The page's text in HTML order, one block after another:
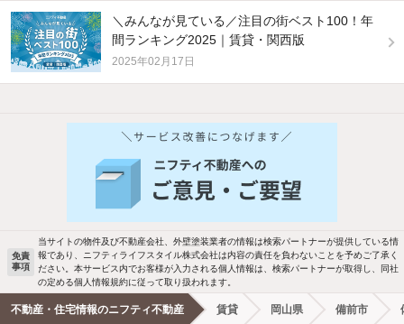
＼みんなが見ている／注目の街ベスト100！年
間ランキング2025｜賃貸・関西版
2025年02月17日
他の人はこんな条件で絞り込んでいます！
バス・トイレ別 2階以上
駐車場あり ペット相談
洗濯機置場あり 独立洗面台
エアコンあり 都市ガス
新着物件メール通知
ご希望の条件の物件が見つかり次第、メ
新着メール通知を受け取る
免責
事項
当サイトの物件及び不動産会社、外壁塗装業者の情報は検索パートナーが提供している情
報であり、ニフティライフスタイル株式会社は内容の責任を負わないことを予めご了承く
ださい。本サービス内でお客様が入力される個人情報は、検索パートナーが取得し、同社
の定める個人情報規約に従って取り扱われます。
不動産・住宅情報のニフティ不動産 賃貸 岡山県 備前市